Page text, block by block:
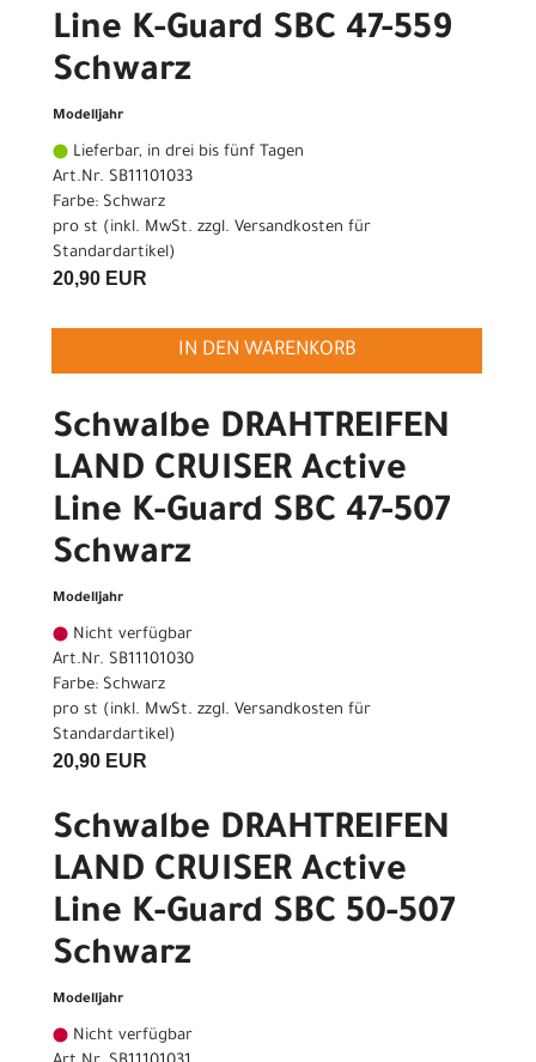
Line K-Guard SBC 47-559
Schwarz
Modelljahr
Lieferbar, in drei bis fünf Tagen
Art.Nr. SB11101033
Farbe: Schwarz
pro st (inkl. MwSt. zzgl. Versandkosten für
Standardartikel)
20,90 EUR
IN DEN WARENKORB
Schwalbe DRAHTREIFEN
LAND CRUISER Active
Line K-Guard SBC 47-507
Schwarz
Modelljahr
Nicht verfügbar
Art.Nr. SB11101030
Farbe: Schwarz
pro st (inkl. MwSt. zzgl. Versandkosten für
Standardartikel)
20,90 EUR
Schwalbe DRAHTREIFEN
LAND CRUISER Active
Line K-Guard SBC 50-507
Schwarz
Modelljahr
Nicht verfügbar